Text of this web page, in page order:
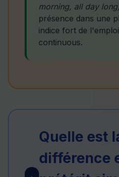
morning, all day
présence dans une
indice fort de
continuous.
Quelle est
différence